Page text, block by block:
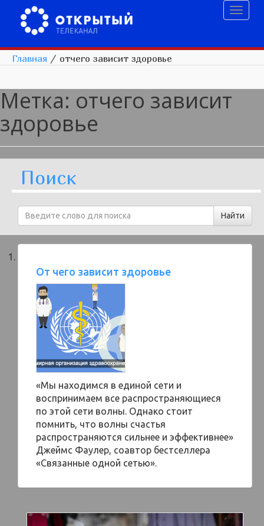
Главная / отчего зависит здоровье
Метка: отчего зависит
здоровье
Поиск
От чего зависит здоровье
«Мы находимся в единой сети и
воспринимаем все распространяющиеся
по этой сети волны. Однако стоит
помнить, что волны счастья
распространяются сильнее и эффективнее»
Джеймс Фаулер, соавтор бестселлера
«Связанные одной сетью».